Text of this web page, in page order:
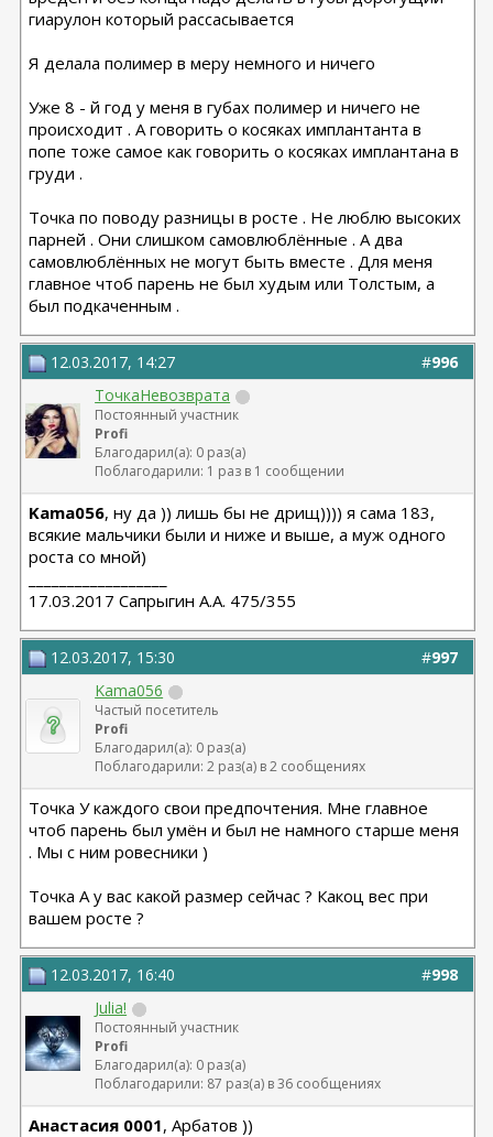
гиарулон который рассасывается
Я делала полимер в меру немного и ничего
Уже 8 - й год у меня в губах полимер и ничего не
происходит . А говорить о косяках имплантанта в
попе тоже самое как говорить о косяках имплантана в
груди .
Точка по поводу разницы в росте . Не люблю высоких
парней . Они слишком самовлюблённые . А два
самовлюблённых не могут быть вместе . Для меня
главное чтоб парень не был худым или Толстым, а
был подкаченным .
#996
12.03.2017, 14:27
ТочкаНевозврата
Постоянный участник
Profi
Благодарил(а): 0 раз(а)
Поблагодарили: 1 раз в 1 сообщении
Kama056, ну да )) лишь бы не дрищ)))) я сама 183,
всякие мальчики были и ниже и выше, а муж одного
роста со мной)
17.03.2017 Сапрыгин А.А. 475/355
#997
12.03.2017, 15:30
Kama056
Частый посетитель
Profi
Благодарил(а): 0 раз(а)
Поблагодарили: 2 раз(а) в 2 сообщениях
Точка У каждого свои предпочтения. Мне главное
чтоб парень был умён и был не намного старше меня
. Мы с ним ровесники )
Точка А у вас какой размер сейчас ? Какоц вес при
вашем росте ?
#998
12.03.2017, 16:40
Julia!
Постоянный участник
Profi
Благодарил(а): 0 раз(а)
Поблагодарили: 87 раз(а) в 36 сообщениях
Анастасия 0001, Арбатов ))